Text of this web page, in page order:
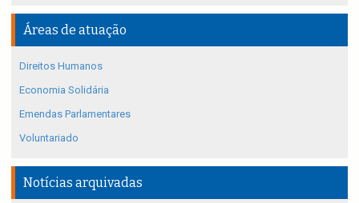
Áreas de atuação
Direitos Humanos
Economia Solidária
Emendas Parlamentares
Voluntariado
Notícias arquivadas